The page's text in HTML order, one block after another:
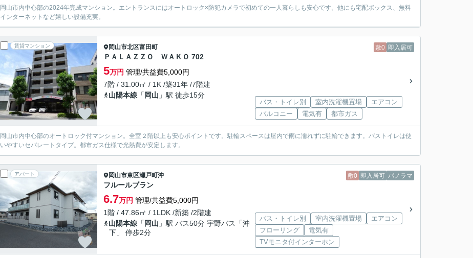
岡山市内中心部の2024年完成マンション。エントランスにはオートロック×防犯カメラで初めての一人暮らしも安心です。他にも宅配ボックス、無料
インターネットなど嬉しい設備充実。
賃貸マンション 敷0 即入居可
岡山市北区富田町
ＰＡＬＡＺＺＯ ＷＡＫＯ 702
5万円 管理/共益費5,000円
7階 / 31.00㎡ / 1K /築31年 /7階建
山陽本線 「 岡山 」駅 徒歩15分
バス・トイレ別 室内洗濯機置場
エアコン
バルコニー
電気有 都市ガス
岡山市内中心部のオートロック付マンション。全室２階以上も安心ポイントです。駐輪スペースは屋内で雨に濡れずに駐輪できます。バストイレは使
いやすいセパレートタイプ。都市ガス仕様で光熱費が安定します。
アパート 敷0 即入居可 パノラマ
岡山市東区瀬戸町沖
フルールブラン
6.7万円 管理/共益費5,000円
1階 / 47.86㎡ / 1LDK /新築 /2階建
山陽本線 「 岡山 」駅 バス50分 宇野バス「沖
下」 停歩2分
バス・トイレ別 室内洗濯機置場
エアコン
フローリング
電気有
TVモニタ付インターホン